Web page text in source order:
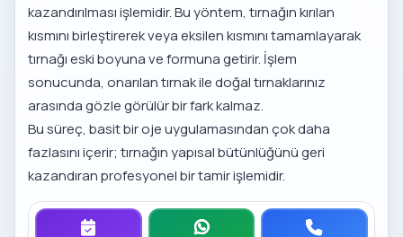
kazandırılması işlemidir. Bu yöntem, tırnağın kırılan
kısmını birleştirerek veya eksilen kısmını tamamlayarak
tırnağı eski boyuna ve formuna getirir. İşlem
sonucunda, onarılan tırnak ile doğal tırnaklarınız
arasında gözle görülür bir fark kalmaz.
Bu süreç, basit bir oje uygulamasından çok daha
fazlasını içerir; tırnağın yapısal bütünlüğünü geri
kazandıran profesyonel bir tamir işlemidir.